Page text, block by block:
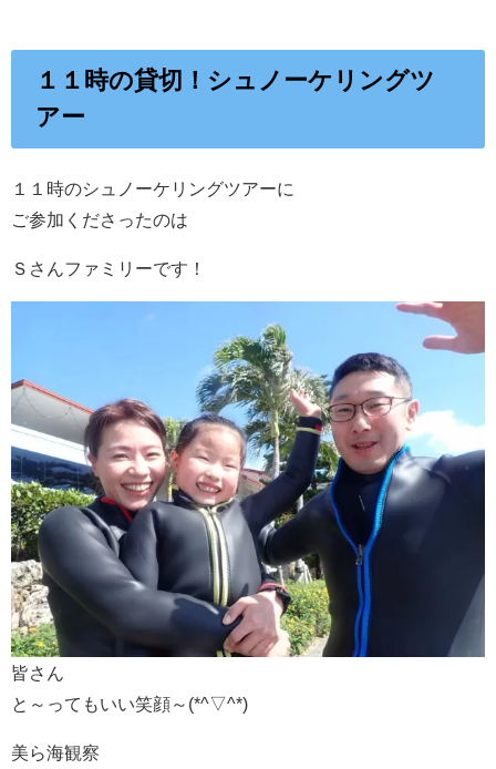
１１時の貸切！シュノーケリングツ
アー
１１時のシュノーケリングツアーに
ご参加くださったのは
Ｓさんファミリーです！
皆さん
と～ってもいい笑顔～(*^▽^*)
美ら海観察